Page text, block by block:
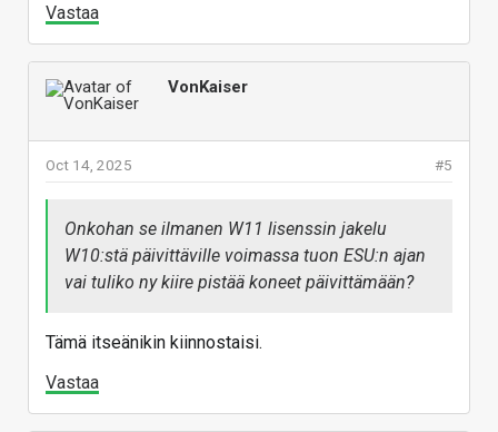
Vastaa
VonKaiser
#5
Oct 14, 2025
Onkohan se ilmanen W11 lisenssin jakelu
W10:stä päivittäville voimassa tuon ESU:n ajan
vai tuliko ny kiire pistää koneet päivittämään?
Tämä itseänikin kiinnostaisi.
Vastaa